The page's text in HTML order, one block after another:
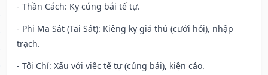
- Thần Cách: Kỵ cúng bái tế tự.
- Phi Ma Sát (Tai Sát): Kiêng kỵ giá thú (cưới hỏi), nhập
trạch.
- Tội Chỉ: Xấu với việc tế tự (cúng bái), kiện cáo.